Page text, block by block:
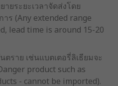
ยระยะเวลาจัดส่งโดย
ร (Any extended range
lead time is around 15-20
ราย เช่นแบตเตอรี่ลิเธียมจะ
product such as
- cannot be imported).